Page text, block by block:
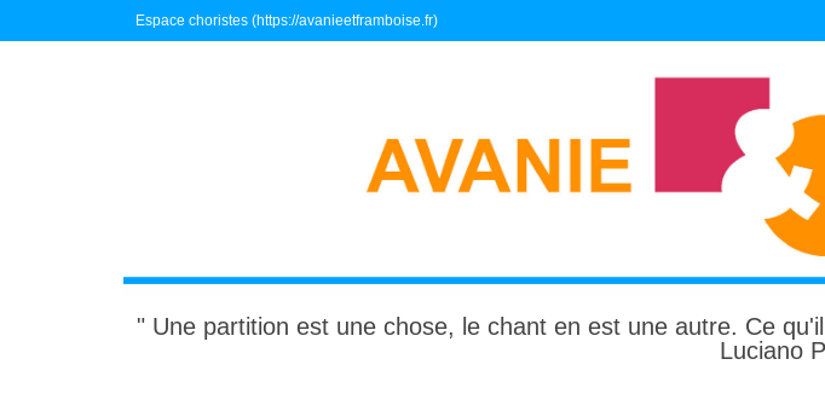
Espace choristes (https://avanieetframboise.fr)
" Une partition est une chose, le chant en est une autre. Ce
Luciano